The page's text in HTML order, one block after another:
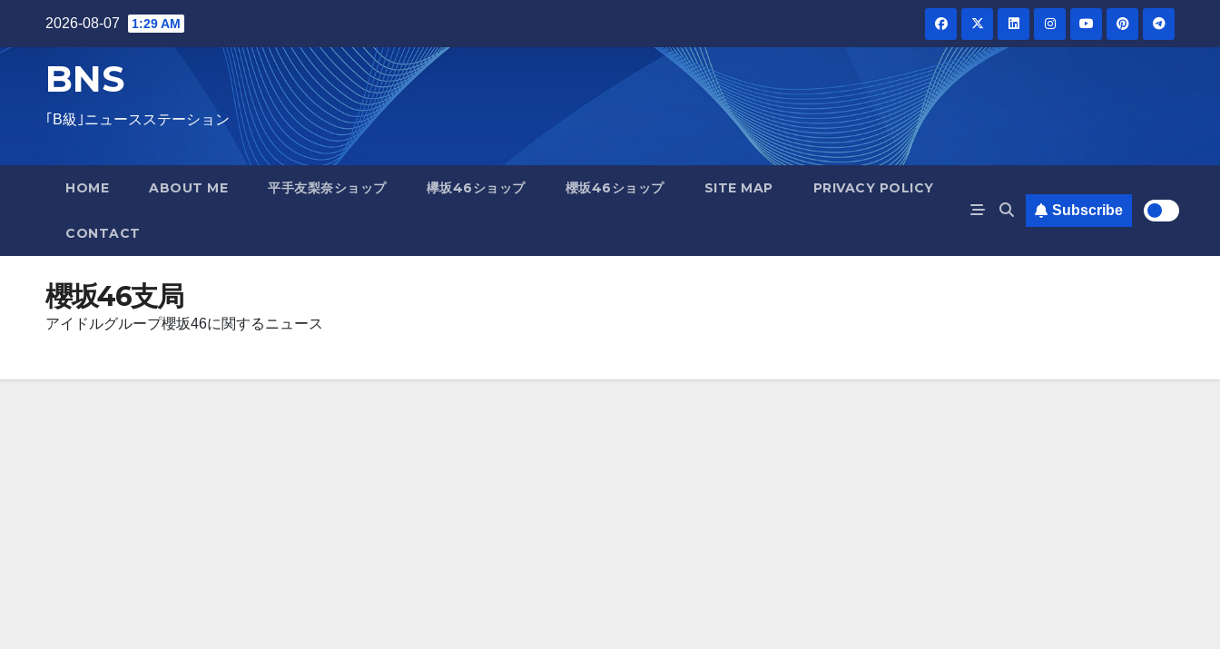
2026-08-07 1:29 AM
BNS
｢B級｣ニュースステーション
HOME ABOUT ME 平手友梨奈ショップ 欅坂46ショップ 櫻坂46ショップ SITE MAP PRIVACY POLICY
CONTACT
Subscribe
櫻坂46支局
アイドルグループ櫻坂46に関するニュース